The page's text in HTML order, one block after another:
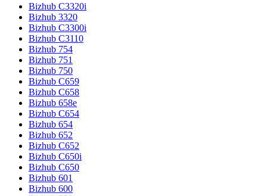
Bizhub C3320i
Bizhub 3320
Bizhub C3300i
Bizhub C3110
Bizhub 754
Bizhub 751
Bizhub 750
Bizhub C659
Bizhub C658
Bizhub 658e
Bizhub C654
Bizhub 654
Bizhub 652
Bizhub C652
Bizhub C650i
Bizhub C650
Bizhub 601
Bizhub 600